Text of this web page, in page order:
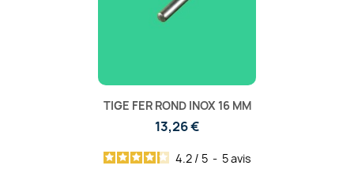
TIGE FER ROND INOX 16 MM
13,26 €
4.2 / 5 - 5avis